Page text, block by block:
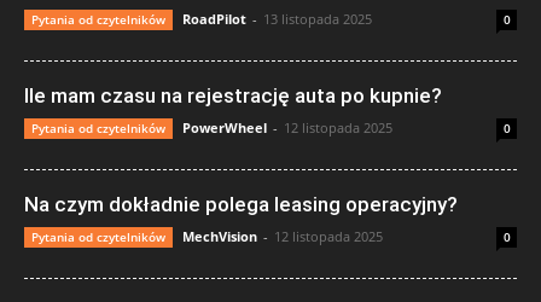
Pytania od czytelników RoadPilot - 13 listopada 2025 0
Ile mam czasu na rejestrację auta po kupnie?
Pytania od czytelników PowerWheel - 12 listopada 2025 0
Na czym dokładnie polega leasing operacyjny?
Pytania od czytelników MechVision - 12 listopada 2025 0